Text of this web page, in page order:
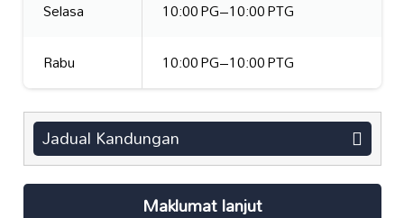
Selasa
10:00 PG–10:00 PTG
Rabu
10:00 PG–10:00 PTG
Jadual Kandungan
Maklumat lanjut